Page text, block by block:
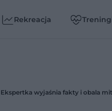
Rekreacja
wyjaśnia fakty i obala